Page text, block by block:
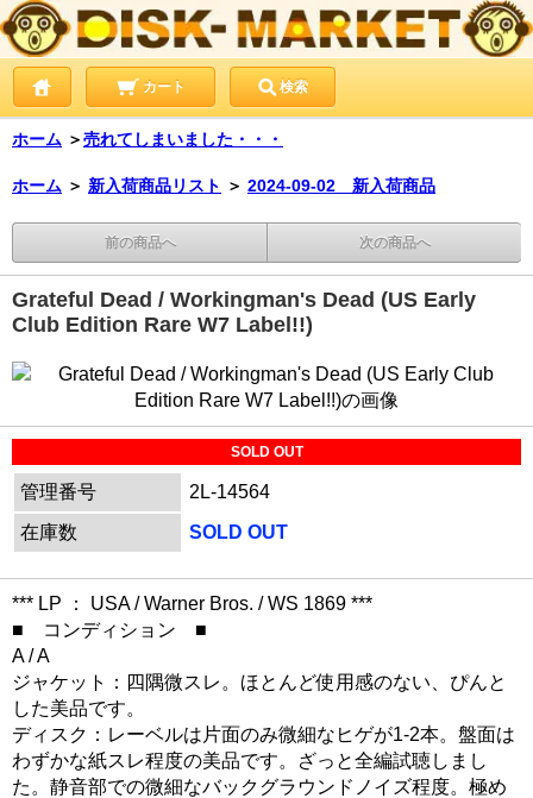
カート 検索
ホーム ＞売れてしまいました・・・
ホーム ＞ 新入荷商品リスト ＞ 2024-09-02 新入荷商品
前の商品へ 次の商品へ
Grateful Dead / Workingman's Dead (US Early
Club Edition Rare W7 Label!!)
SOLD OUT
管理番号
2L-14564
在庫数
SOLD OUT
*** LP ： USA / Warner Bros. / WS 1869 ***
■ コンディション ■
A / A
ジャケット：四隅微スレ。ほとんど使用感のない、ぴんと
した美品です。
ディスク：レーベルは片面のみ微細なヒゲが1-2本。盤面は
わずかな紙スレ程度の美品です。ざっと全編試聴しまし
た。静音部での微細なバックグラウンドノイズ程度。極め